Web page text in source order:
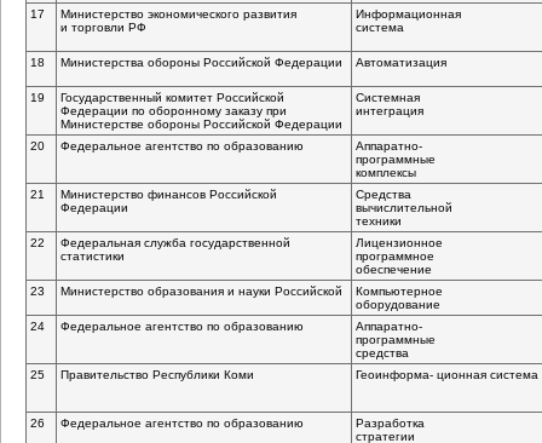
17
Министерство экономического развития
и торговли РФ
Информационная
система
18 Министерства обороны Российской Федерации Автоматизация
19
Государственный комитет Российской
Федерации по оборонному заказу при
Министерстве обороны Российской Федерации
Системная
интеграция
20 Федеральное агентство по образованию
Аппаратно-
программные
комплексы
21
Министерство финансов Российской
Федерации
Средства
вычислительной
техники
22
Федеральная служба государственной
статистики
Лицензионное
программное
обеспечение
23
Министерство образования и науки Российской
Компьютерное
оборудование
24
Федеральное агентство по образованию
Аппаратно-
программные
средства
25
Правительство Республики Коми Геоинформа- ционная система
26 Федеральное агентство по образованию
Разработка
стратегии